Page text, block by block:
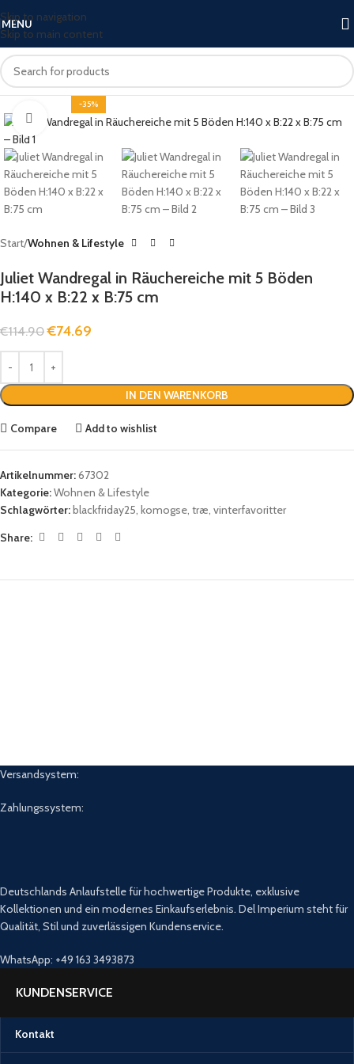
Skip to navigation
Skip to main content
MENU
-35%
Click to enlarge
Start Wohnen & Lifestyle
Juliet Wandregal in Räuchereiche mit 5 Böden
H:140 x B:22 x B:75 cm
€114.90 €74.69
IN DEN WARENKORB
Compare Add to wishlist
Artikelnummer:67302
Kategorie:Wohnen & Lifestyle
Schlagwörter:blackfriday25, komogse, træ, vinterfavoritter
Share:
Versandsystem:
Zahlungssystem:
Deutschlands Anlaufstelle für hochwertige Produkte, exklusive
Kollektionen und ein modernes Einkaufserlebnis. Del Imperium steht für
Qualität, Stil und zuverlässigen Kundenservice.
WhatsApp: +49 163 3493873
KUNDENSERVICE
Kontakt